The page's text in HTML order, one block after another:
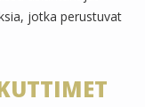
jotka perustuvat